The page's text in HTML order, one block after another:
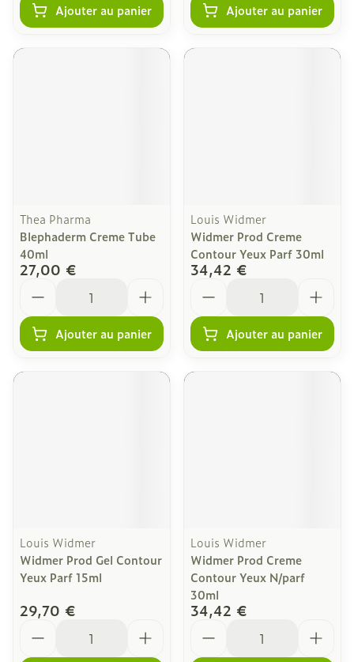
Ajouter au panier Ajouter au panier
Thea Pharma
Blephaderm Creme Tube
40ml
27,00 €
Ajouter au panier
Louis Widmer
Widmer Prod Creme
Contour Yeux Parf 30ml
34,42 €
Ajouter au panier
Louis Widmer
Widmer Prod Gel Contour
Yeux Parf 15ml
29,70 €
Louis Widmer
Widmer Prod Creme
Contour Yeux N/parf
30ml
34,42 €